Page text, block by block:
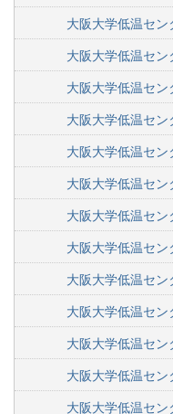
大阪大学低温セ
大阪大学低温セ
大阪大学低温セ
大阪大学低温セ
大阪大学低温セ
大阪大学低温セ
大阪大学低温セ
大阪大学低温セ
大阪大学低温セ
大阪大学低温セ
大阪大学低温セ
大阪大学低温セ
大阪大学低温セ